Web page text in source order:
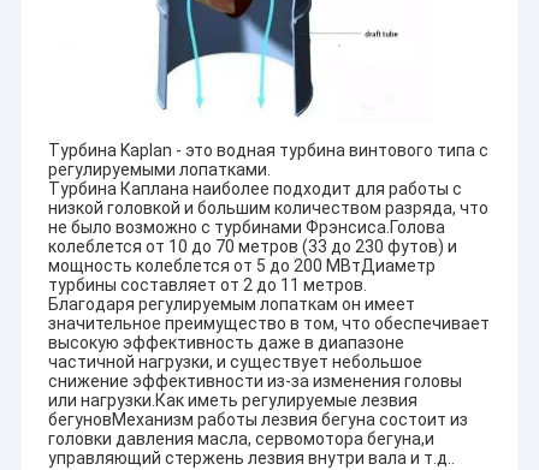
Турбина Kaplan - это водная турбина винтового типа с
регулируемыми лопатками.
Турбина Каплана наиболее подходит для работы с
низкой головкой и большим количеством разряда, что
не было возможно с турбинами Фрэнсиса.Голова
колеблется от 10 до 70 метров (33 до 230 футов) и
мощность колеблется от 5 до 200 МВтДиаметр
турбины составляет от 2 до 11 метров.
Благодаря регулируемым лопаткам он имеет
значительное преимущество в том, что обеспечивает
высокую эффективность даже в диапазоне
частичной нагрузки, и существует небольшое
снижение эффективности из-за изменения головы
или нагрузки.Как иметь регулируемые лезвия
бегуновМеханизм работы лезвия бегуна состоит из
головки давления масла, сервомотора бегуна,и
управляющий стержень лезвия внутри вала и т.д..